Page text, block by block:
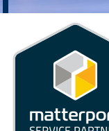
La vague